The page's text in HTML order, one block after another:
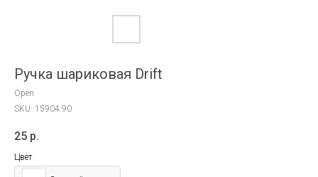
Ручка шариковая Drift
Open
SKU: 15904.90
25 р.
Цвет